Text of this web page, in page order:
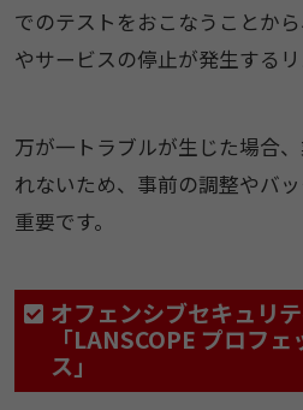
でのテストをおこなうことか
やサービスの停止が発生するリ
万が一トラブルが生じた場合
れないため、事前の調整やバ
重要です。
オフェンシブセキュリ
「LANSCOPE プロフ
ス」